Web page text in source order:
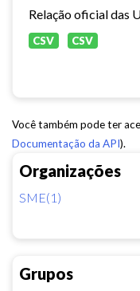
Organizações
SME(1)
Grupos
CSV CSV
Você também pode ter
Documentação da API).